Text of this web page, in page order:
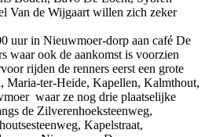
Van de Wijgaart willen zich zeker
uur in Nieuwmoer-dorp aan café De
waar ook de aankomst is voorzien
rijden de renners eerst een grote
Maria-ter-Heide, Kapellen, Kalmthout,
waar ze nog drie plaatselijke
de Zilverenhoeksteenweg,
Kapelstraat,